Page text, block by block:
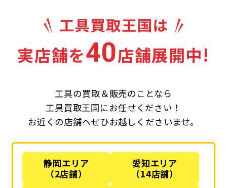
実店舗を40店舗展開中!
工具の買取＆販売のことなら
工具買取王国にお任せください！
お近くの店舗へぜひお越しくださいませ。
静岡エリア
（2店舗）
愛知エリア
（14店舗）